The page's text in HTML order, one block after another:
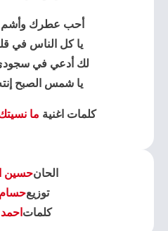
أحب عطرك وأشم
يا كل الناس في
لك أدعي في
يا شمس الصبح
كلمات اغنية ما
الحانحسين
توزيع
كلمات